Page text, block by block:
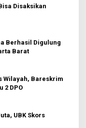
Disaksikan
Berhasil Digulung
Barat
Wilayah, Bareskrim
2 DPO
UBK Skors